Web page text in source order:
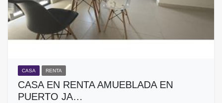
CASA RENTA
CASA EN RENTA AMUEBLADA EN
PUERTO JA…